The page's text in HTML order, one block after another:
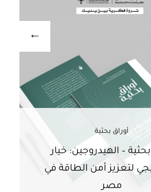
أوراق بحثية
– الهيدروجين: خيار
لتعزيز أمن الطاقة في
مصر